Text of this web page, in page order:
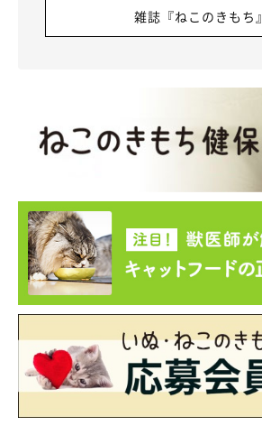
雑誌『ねこのきもち』